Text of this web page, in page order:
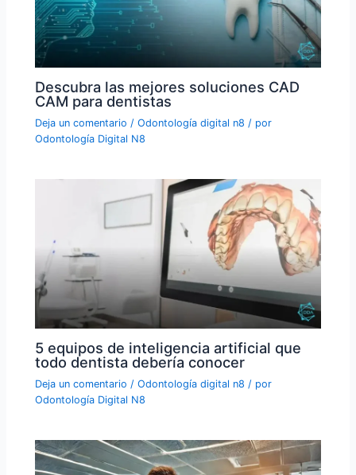
Descubra las mejores soluciones CAD
CAM para dentistas
Deja un comentario /Odontología digital n8 / por
Odontología Digital N8
5 equipos de inteligencia artificial que
todo dentista debería conocer
Deja un comentario /Odontología digital n8 / por
Odontología Digital N8